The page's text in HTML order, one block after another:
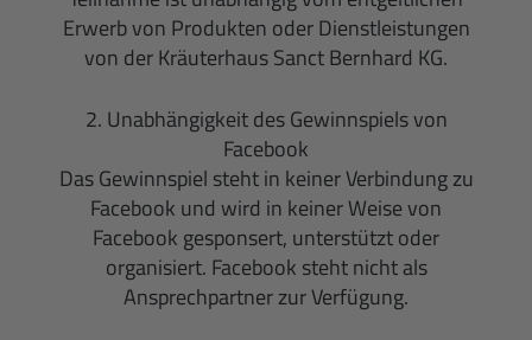
Erwerb von Produkten oder Dienstleistungen
von der Kräuterhaus Sanct Bernhard KG.
2. Unabhängigkeit des Gewinnspiels von
Facebook
Das Gewinnspiel steht in keiner Verbindung zu
Facebook und wird in keiner Weise von
Facebook gesponsert, unterstützt oder
organisiert. Facebook steht nicht als
Ansprechpartner zur Verfügung.